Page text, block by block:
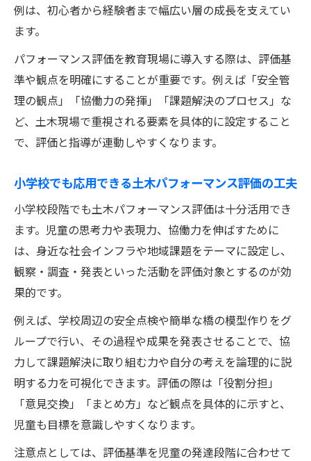
例は、初心者から経験者まで幅広い層の成長を支えてい
ます。
パフォーマンス評価を教育現場に導入する際は、評価基
準や観点を明確にすることが重要です。例えば「安全管
理の観点」「協働力の発揮」「課題解決のプロセス」な
ど、土木現場で重視される要素を具体的に設定すること
で、評価と指導が連動しやすくなります。
小学校でも応用できる土木パフォーマンス評価の工夫
小学校段階でも土木パフォーマンス評価は十分活用でき
ます。児童の思考力や表現力、協働力を伸ばすために
は、身近な社会インフラや地域課題をテーマに設定し、
観察・調査・発表といった活動を評価対象とするのが効
果的です。
例えば、学校周辺の安全点検や簡単な橋の模型作りをグ
ループで行い、その過程や成果を発表させることで、協
力して課題解決に取り組む力や自分の考えを論理的に説
明する力を可視化できます。評価の際は「役割分担」
「意見交換」「まとめ方」など観点を具体的に示すと、
児童も目標を意識しやすくなります。
注意点としては、評価基準を児童の発達段階に合わせて